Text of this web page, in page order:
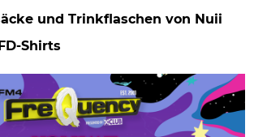
und Trinkflaschen von Nuii
Shirts